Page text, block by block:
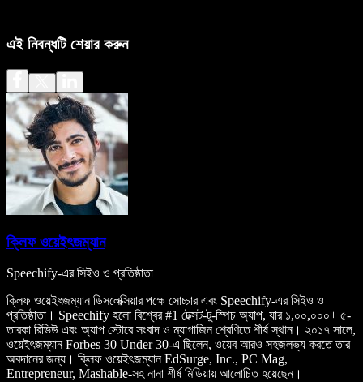
এই নিবন্ধটি শেয়ার করুন
ক্লিফ ওয়েইৎজম্যান
Speechify-এর সিইও ও প্রতিষ্ঠাতা
ক্লিফ ওয়েইৎজম্যান ডিসলেক্সিয়ার পক্ষে সোচ্চার এবং Speechify-এর সিইও ও
প্রতিষ্ঠাতা। Speechify হলো বিশ্বের #1 টেক্সট-টু-স্পিচ অ্যাপ, যার ১,০০,০০০+ ৫-
তারকা রিভিউ এবং অ্যাপ স্টোরে সংবাদ ও ম্যাগাজিন শ্রেণিতে শীর্ষ স্থান। ২০১৭ সালে,
ওয়েইৎজম্যান Forbes 30 Under 30-এ ছিলেন, ওয়েব আরও সহজলভ্য করতে তার
অবদানের জন্য। ক্লিফ ওয়েইৎজম্যান EdSurge, Inc., PC Mag,
Entrepreneur, Mashable-সহ নানা শীর্ষ মিডিয়ায় আলোচিত হয়েছেন।